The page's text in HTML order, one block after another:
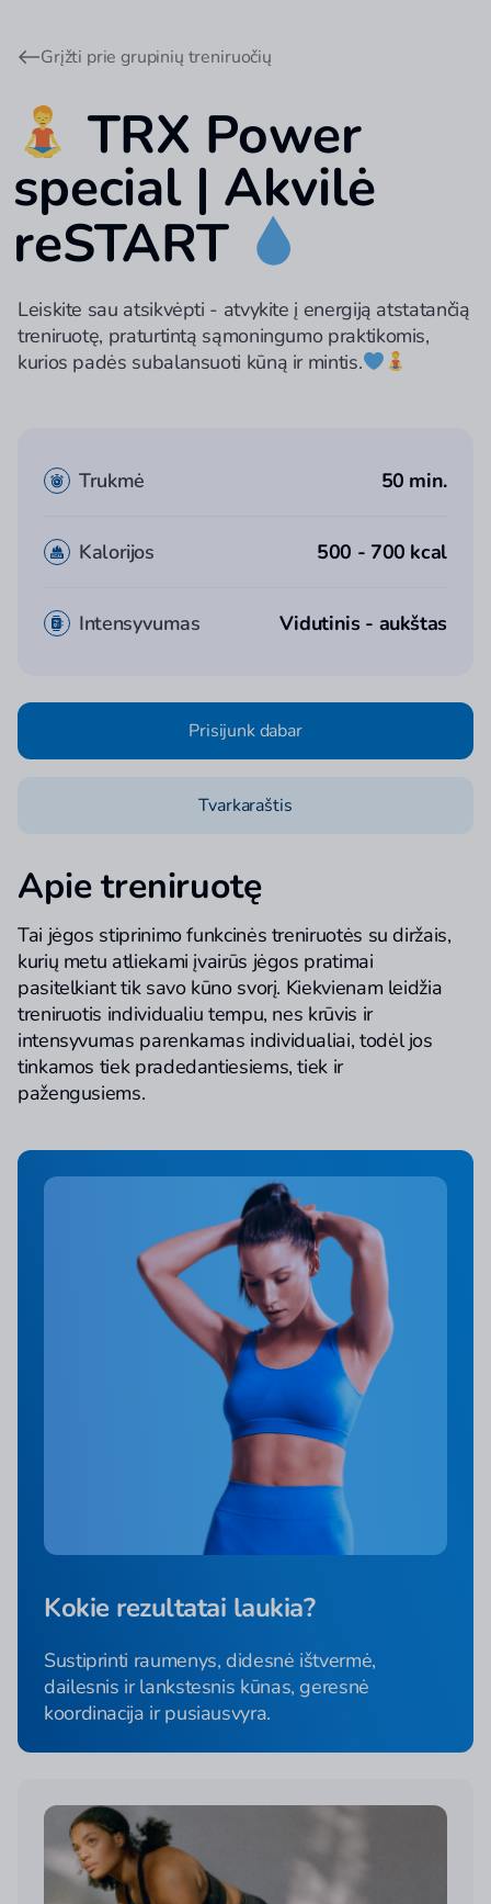
Grįžti prie grupinių treniruočių
TRX Power
special | Akvilė
reSTART
Leiskite sau atsikvėpti - atvykite į energiją atstatančią
treniruotę, praturtintą sąmoningumo praktikomis,
kurios padės subalansuoti kūną ir mintis.
Prisijunk dabar
Tvarkaraštis
Trukmė 50 min.
Kalorijos 500 - 700 kcal
Intensyvumas Vidutinis - aukštas
Apie treniruotę
Tai jėgos stiprinimo funkcinės treniruotės su diržais,
kurių metu atliekami įvairūs jėgos pratimai
pasitelkiant tik savo kūno svorį. Kiekvienam leidžia
treniruotis individualiu tempu, nes krūvis ir
intensyvumas parenkamas individualiai, todėl jos
tinkamos tiek pradedantiesiems, tiek ir
pažengusiems.
Kokie rezultatai laukia?
Sustiprinti raumenys, didesnė ištvermė,
dailesnis ir lankstesnis kūnas, geresnė
koordinacija ir pusiausvyra.